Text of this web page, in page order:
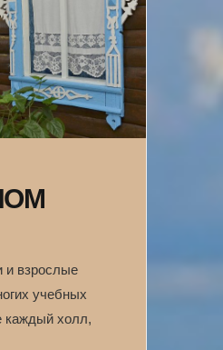
и взрослые
учебных
каждый холл,